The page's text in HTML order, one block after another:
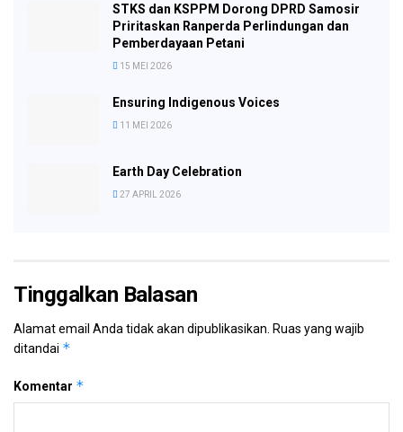
STKS dan KSPPM Dorong DPRD Samosir
Priritaskan Ranperda Perlindungan dan
Pemberdayaan Petani
15 MEI 2026
Ensuring Indigenous Voices
11 MEI 2026
Earth Day Celebration
27 APRIL 2026
Tinggalkan Balasan
Alamat email Anda tidak akan dipublikasikan. Ruas yang wajib
ditandai *
Komentar *